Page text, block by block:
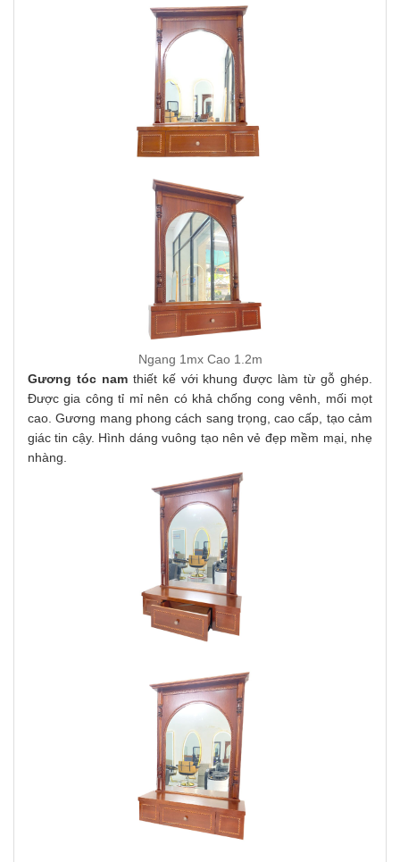
Ngang 1mx Cao 1.2m
Gương tóc namthiết kế với khung được làm từ gỗ ghép.
Được gia công tỉ mỉ nên có khả chống cong vênh, mối mọt
cao.Gương mang phong cách sang trọng, cao cấp, tạo cảm
giác tin cậy. Hình dáng vuông tạo nên vẻ đẹp mềm mại, nhẹ
nhàng.